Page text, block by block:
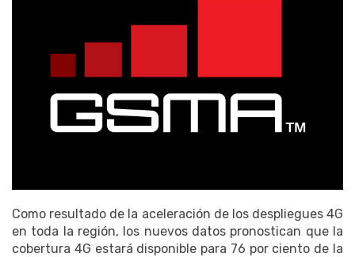
Como resultado de la aceleración de los despliegues 4G
en toda la región, los nuevos datos pronostican que la
cobertura 4G estará disponible para 76 por ciento de la